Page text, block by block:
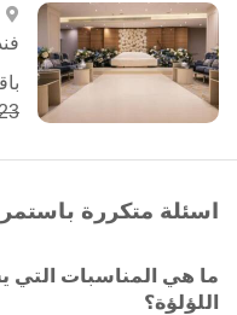
اسئلة متكررة
ما هي المناسبات التي
اللؤلؤة؟